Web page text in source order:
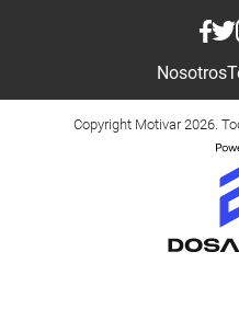
Nosotros
Copyright Motivar 2026.